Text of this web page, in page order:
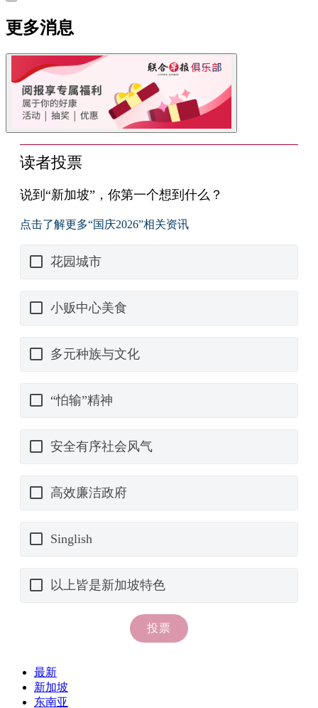
更多消息
最新
新加坡
东南亚